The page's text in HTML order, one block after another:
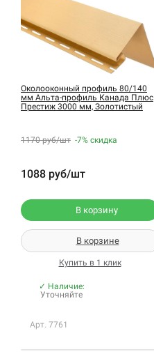
Околооконный профиль 80/140
мм Альта-профиль Канада Плюс
Престиж 3000 мм, Золотистый
1170 руб/шт -7% скидка
1088 руб/шт
В корзину
В корзине
Купить в 1 клик
✓ Наличие:
Уточняйте
Арт. 7761